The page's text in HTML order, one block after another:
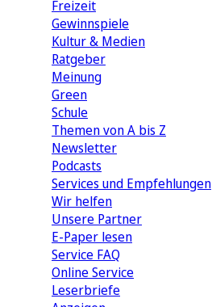
Freizeit
Gewinnspiele
Kultur & Medien
Ratgeber
Meinung
Green
Schule
Themen von A bis Z
Newsletter
Podcasts
Services und Empfehlungen
Wir helfen
Unsere Partner
E-Paper lesen
Service FAQ
Online Service
Leserbriefe